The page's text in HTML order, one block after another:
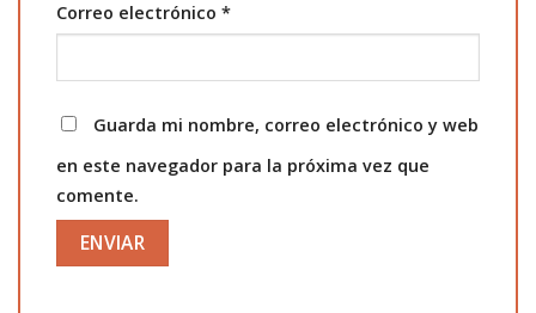
Correo electrónico *
Guarda mi nombre, correo electrónico y web
en este navegador para la próxima vez que
comente.